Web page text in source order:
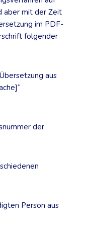
aber mit der Zeit
im PDF-
folgender
aus
der
Person aus